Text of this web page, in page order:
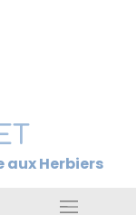
aux Herbiers